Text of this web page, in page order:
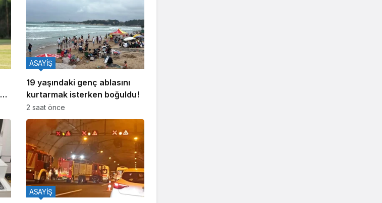
19 yaşındaki genç ablasını
kurtarmak isterken boğuldu!
ASAYİŞ
2 saat önce
ASAYİŞ